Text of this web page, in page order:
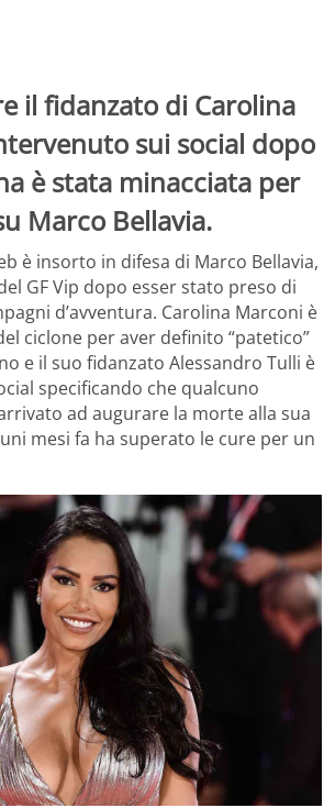
il fidanzato di Carolina
sui social dopo
è stata minacciata per
Marco Bellavia.
è insorto in difesa di Marco Bellavia,
GF Vip dopo esser stato preso di
d’avventura. Carolina Marconi è
ciclone per aver definito “patetico”
e il suo fidanzato Alessandro Tulli è
specificando che qualcuno
ad augurare la morte alla sua
mesi fa ha superato le cure per un